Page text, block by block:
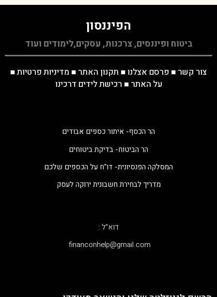
הפיננסון
ביטוח ופיננסים, צרכנות, עסקים,לימודים ועוד
צור קשר ■ פרסם אצלנו ■ תקנון האתר ■ מדיניות פרטיות■
על האתר ■ רכישת לידים דרכינו
הר הכסף- איתור כספים אבודים
הר הביטוח- בדיקת ביטוחים
המסלקה הפנסיונית- דו"ח על הכספים שלכם
מדריך לבחירת חשבונית ירוקה לעסק
דוא"ל :
‫financonhelp@gmail.com‬